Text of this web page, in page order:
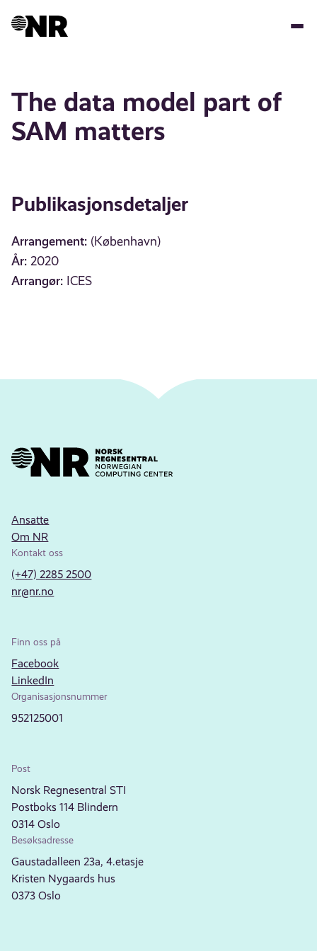
The data model part of
SAM matters
Publikasjonsdetaljer
Arrangement: (København)
År: 2020
Arrangør: ICES
Ansatte
Om NR
Kontakt oss
(+47) 2285 2500
nr@nr.no
Finn oss på
Facebook
LinkedIn
Organisasjonsnummer
952125001
Post
Norsk Regnesentral STI
Postboks 114 Blindern
0314 Oslo
Besøksadresse
Gaustadalleen 23a, 4.etasje
Kristen Nygaards hus
0373 Oslo